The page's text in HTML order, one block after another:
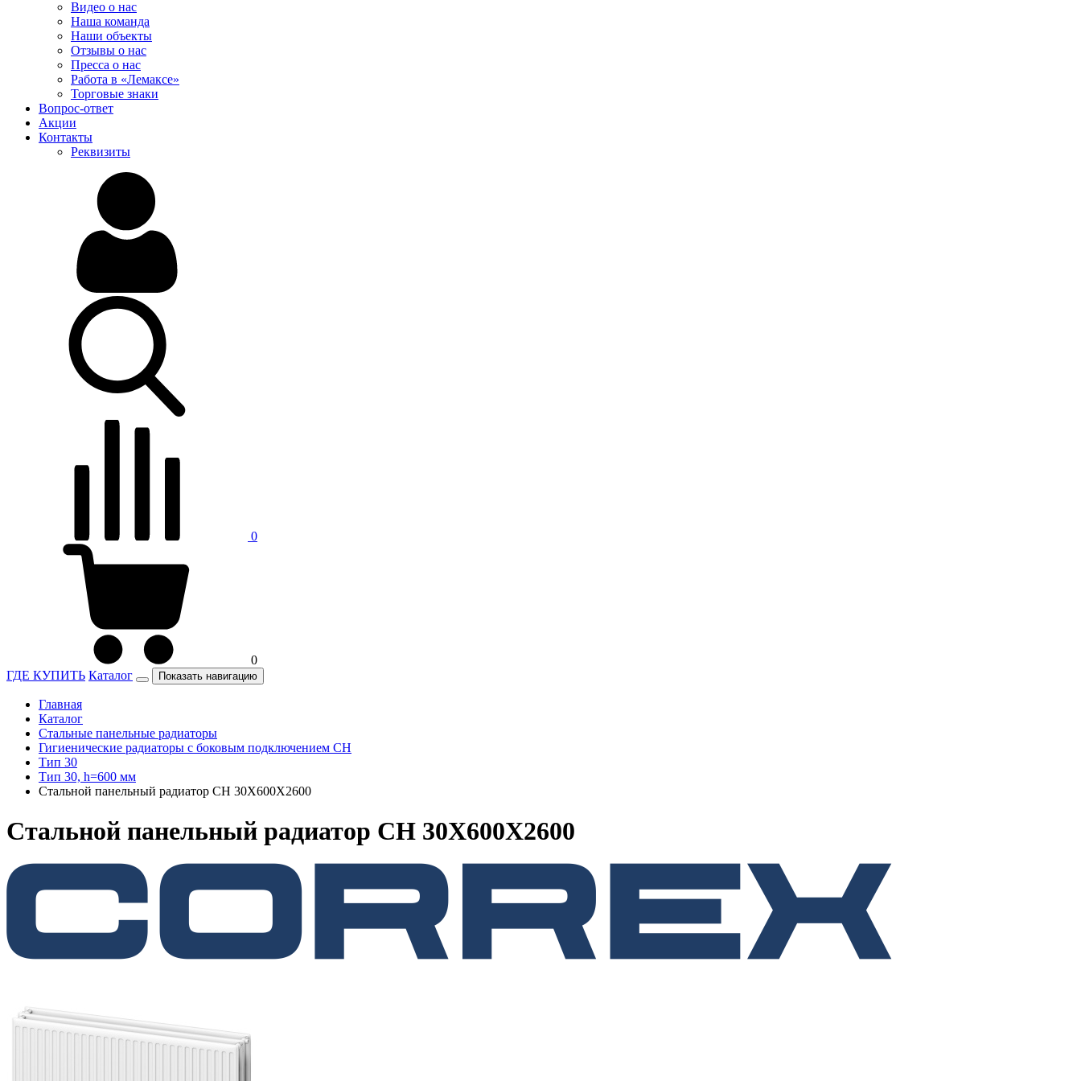
Видео о нас
Наша команда
Наши объекты
Отзывы о нас
Пресса о нас
Работа в «Лемаксе»
Торговые знаки
Вопрос-ответ
Акции
Контакты
Реквизиты
0
0
ГДЕ КУПИТЬ Каталог Показать навигацию
Главная
Каталог
Стальные панельные радиаторы
Гигиенические радиаторы c боковым подключением CH
Тип 30
Тип 30, h=600 мм
Стальной панельный радиатор CH 30X600X2600
Стальной панельный радиатор CH 30X600X2600